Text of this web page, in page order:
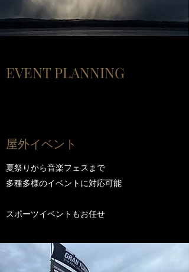
EVENT PLANNING
​屋外イベント
夏祭りから音楽フェスまで
多種多様のイベントに対応可能
​スポーツイベントもお任せ